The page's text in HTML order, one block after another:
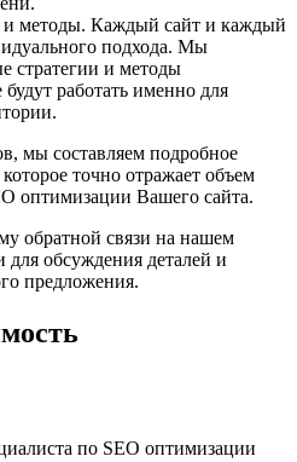
и методы. Каждый сайт и каждый
подхода. Мы
стратегии и методы
работать именно для
мы составляем подробное
точно отражает объем
оптимизации Вашего сайта.
обратной связи на нашем
обсуждения деталей и
предложения.
по SEO оптимизации